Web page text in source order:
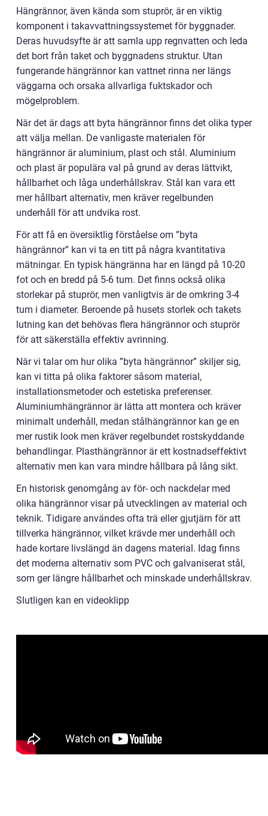
Hängrännor, även kända som stuprör, är en viktig
komponent i takavvattningssystemet för byggnader.
Deras huvudsyfte är att samla upp regnvatten och leda
det bort från taket och byggnadens struktur. Utan
fungerande hängrännor kan vattnet rinna ner längs
väggarna och orsaka allvarliga fuktskador och
mögelproblem.
När det är dags att byta hängrännor finns det olika typer
att välja mellan. De vanligaste materialen för
hängrännor är aluminium, plast och stål. Aluminium
och plast är populära val på grund av deras lättvikt,
hållbarhet och låga underhållskrav. Stål kan vara ett
mer hållbart alternativ, men kräver regelbunden
underhåll för att undvika rost.
För att få en översiktlig förståelse om ”byta
hängrännor” kan vi ta en titt på några kvantitativa
mätningar. En typisk hängränna har en längd på 10-20
fot och en bredd på 5-6 tum. Det finns också olika
storlekar på stuprör, men vanligtvis är de omkring 3-4
tum i diameter. Beroende på husets storlek och takets
lutning kan det behövas flera hängrännor och stuprör
för att säkerställa effektiv avrinning.
När vi talar om hur olika ”byta hängrännor” skiljer sig,
kan vi titta på olika faktorer såsom material,
installationsmetoder och estetiska preferenser.
Aluminiumhängrännor är lätta att montera och kräver
minimalt underhåll, medan stålhängrännor kan ge en
mer rustik look men kräver regelbundet rostskyddande
behandlingar. Plasthängrännor är ett kostnadseffektivt
alternativ men kan vara mindre hållbara på lång sikt.
En historisk genomgång av för- och nackdelar med
olika hängrännor visar på utvecklingen av material och
teknik. Tidigare användes ofta trä eller gjutjärn för att
tillverka hängrännor, vilket krävde mer underhåll och
hade kortare livslängd än dagens material. Idag finns
det moderna alternativ som PVC och galvaniserat stål,
som ger längre hållbarhet och minskade underhållskrav.
Slutligen kan en videoklipp